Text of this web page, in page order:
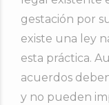
gestación por
existe una ley
esta práctica.
acuerdos
y no pueden